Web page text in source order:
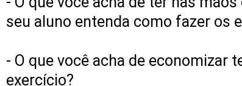
seu aluno entenda como fazer os
- O que você acha de economizar
exercício?